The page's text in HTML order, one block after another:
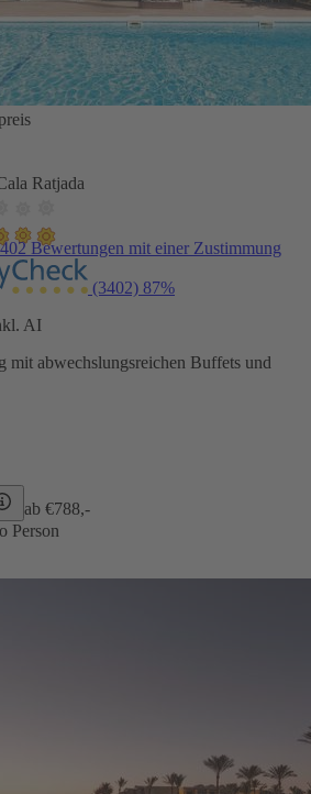
Ratjada
Bewertungen mit einer Zustimmung
(3402) 87%
AI
abwechslungsreichen Buffets und
ab €788,-
Person